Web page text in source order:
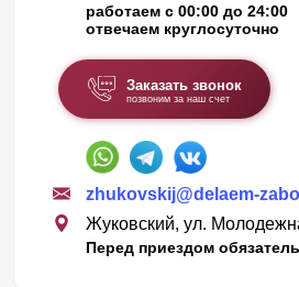
работаем с 00:00 до 24:00
отвечаем круглосуточно
Заказать звонок
позвоним за наш счет
zhukovskij@delaem-
Жуковский, ул.
Перед приездом